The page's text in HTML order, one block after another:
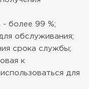
- более 99 %;
обслуживания;
срока службы;
к
для